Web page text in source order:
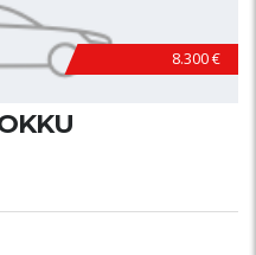
8.300 €